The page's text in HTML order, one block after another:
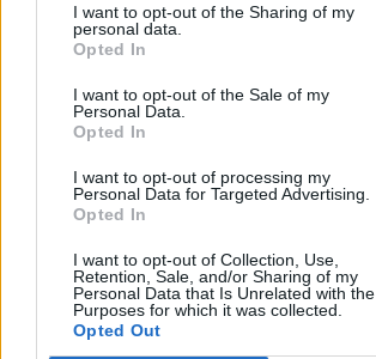
I want to opt-out of the Sharing of my
personal data.
Opted In
I want to opt-out of the Sale of my
Personal Data.
Opted In
I want to opt-out of processing my
Personal Data for Targeted Advertising.
Opted In
I want to opt-out of Collection, Use,
Retention, Sale, and/or Sharing of my
Personal Data that Is Unrelated with the
Purposes for which it was collected.
Opted Out
Sütibeállítások
Médiatér
Liget
Krónika
Bihari Napló